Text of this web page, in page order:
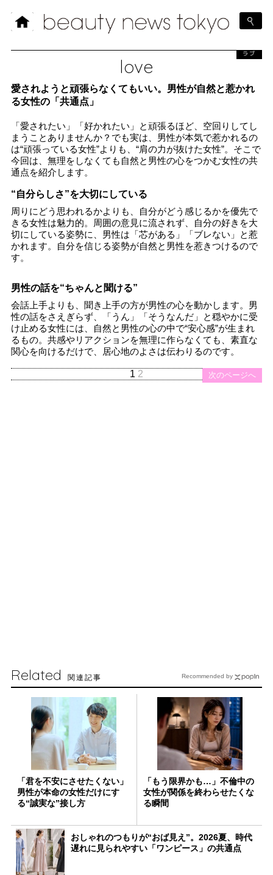
love
ラブ
愛されようと頑張らなくてもいい。男性が自然と惹かれ
る女性の「共通点」
「愛されたい」「好かれたい」と頑張るほど、空回りしてし
まうことありませんか？でも実は、男性が本気で惹かれるの
は“頑張っている女性”よりも、“肩の力が抜けた女性”。そこで
今回は、無理をしなくても自然と男性の心をつかむ女性の共
通点を紹介します。
“自分らしさ”を大切にしている
周りにどう思われるかよりも、自分がどう感じるかを優先で
きる女性は魅力的。周囲の意見に流されず、自分の好きを大
切にしている姿勢に、男性は「芯がある」「ブレない」と惹
かれます。自分を信じる姿勢が自然と男性を惹きつけるので
す。
男性の話を“ちゃんと聞ける”
会話上手よりも、聞き上手の方が男性の心を動かします。男
性の話をさえぎらず、「うん」「そうなんだ」と穏やかに受
け止める女性には、自然と男性の心の中で“安心感”が生まれ
るもの。共感やリアクションを無理に作らなくても、素直な
関心を向けるだけで、居心地のよさは伝わりるのです。
次のページへ
1 2
Related 関連記事
「君を不安にさせたくない」
男性が本命の女性だけにす
る“誠実な”接し方
「もう限界かも…」不倫中の
女性が関係を終わらせたくな
る瞬間
おしゃれのつもりが“おば見え”。2026夏、時代
遅れに見られやすい「ワンピース」の共通点
Recommended by